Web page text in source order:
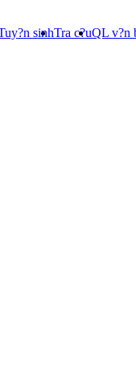
sinhTra c?uQL v?n